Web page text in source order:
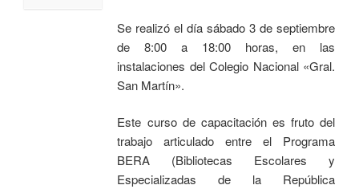
Se realizó el día sábado 3 de septiembre
de 8:00 a 18:00 horas, en las
instalaciones del Colegio Nacional «Gral.
San Martín».
Este curso de capacitación es fruto del
trabajo articulado entre el Programa
BERA (Bibliotecas Escolares y
Especializadas de la República